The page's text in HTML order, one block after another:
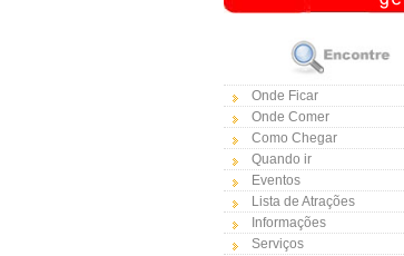
Onde Ficar
Onde Comer
Como Chegar
Quando ir
Eventos
Lista de Atrações
Informações
Serviços